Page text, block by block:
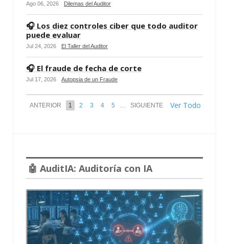
Ago 06, 2026 Dilemas del Auditor
🎧 Los diez controles ciber que todo auditor
puede evaluar
Jul 24, 2026 El Taller del Auditor
🎧 El fraude de fecha de corte
Jul 17, 2026 Autopsia de un Fraude
ANTERIOR 1 2 3 4 5 … SIGUIENTE Ver Todo
🤖 AuditIA: Auditoría con IA